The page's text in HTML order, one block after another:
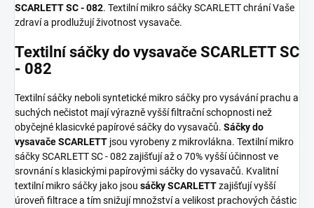
SCARLETT SC - 082. Textilní mikro sáčky SCARLETT chrání Vaše
zdraví a prodlužují životnost vysavače.
Textilní sáčky do vysavače SCARLETT SC
- 082
Textilní sáčky neboli syntetické mikro sáčky pro vysávání prachu a
suchých nečistot mají výrazně vyšší filtrační schopnosti než
obyčejné klasicvké papírové sáčky do vysavačů. Sáčky do
vysavače SCARLETT jsou vyrobeny z mikrovlákna. Textilní mikro
sáčky SCARLETT SC - 082 zajišťují až o 70% vyšší účinnost ve
srovnání s klasickými papírovými sáčky do vysavačů. Kvalitní
textilní mikro sáčky jako jsou sáčky SCARLETTzajišťují vyšší
úroveň filtrace a tím snižují množství a velikost prachových částic